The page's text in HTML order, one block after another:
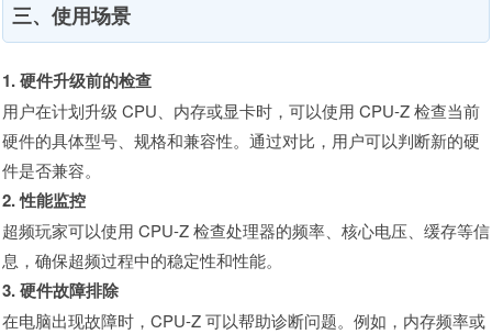
三、使用场景
1. 硬件升级前的检查
用户在计划升级 CPU、内存或显卡时，可以使用 CPU-Z 检查当前
硬件的具体型号、规格和兼容性。通过对比，用户可以判断新的硬
件是否兼容。
2. 性能监控
超频玩家可以使用 CPU-Z 检查处理器的频率、核心电压、缓存等信
息，确保超频过程中的稳定性和性能。
3. 硬件故障排除
在电脑出现故障时，CPU-Z 可以帮助诊断问题。例如，内存频率或